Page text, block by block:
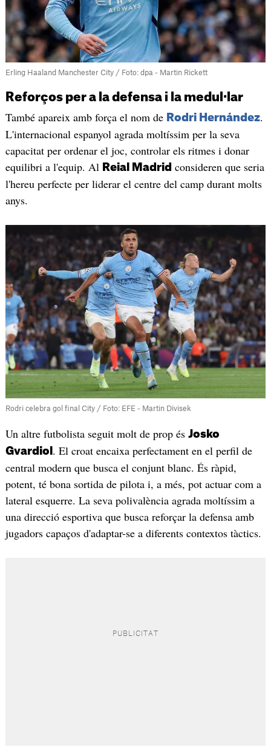
Erling Haaland Manchester City / Foto: dpa - Martin Rickett
Reforços per a la defensa i la medul·lar
També apareix amb força el nom de Rodri Hernández.
L'internacional espanyol agrada moltíssim per la seva
capacitat per ordenar el joc, controlar els ritmes i donar
equilibri a l'equip. Al Reial Madrid consideren que seria
l'hereu perfecte per liderar el centre del camp durant molts
anys.
Rodri celebra gol final City / Foto: EFE - Martin Divisek
Un altre futbolista seguit molt de prop és Josko
Gvardiol . El croat encaixa perfectament en el perfil de
central modern que busca el conjunt blanc. És ràpid,
potent, té bona sortida de pilota i, a més, pot actuar com a
lateral esquerre. La seva polivalència agrada moltíssim a
una direcció esportiva que busca reforçar la defensa amb
jugadors capaços d'adaptar-se a diferents contextos tàctics.